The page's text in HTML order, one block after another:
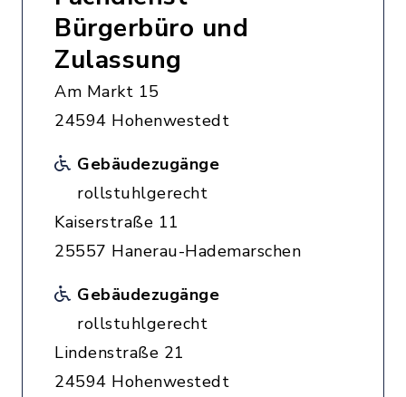
Bürgerbüro und
Zulassung
Am Markt 15
24594 Hohenwestedt
Gebäudezugänge
rollstuhlgerecht
Kaiserstraße 11
25557 Hanerau-Hademarschen
Gebäudezugänge
rollstuhlgerecht
Lindenstraße 21
24594 Hohenwestedt